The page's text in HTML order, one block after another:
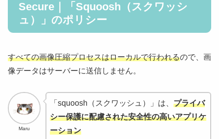
Secure｜「Squoosh（スクワッシ
ュ）」のポリシー
すべての画像圧縮プロセスはローカルで行われるので、画
像データはサーバーに送信しません。
Maru
「squoosh（スクワッシュ）」は、 プライバ
シー保護に配慮された安全性の高いアプリケ
ーション